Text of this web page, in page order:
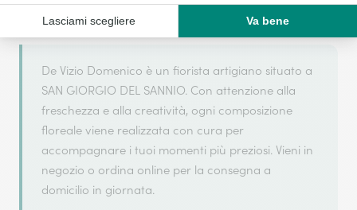
riferimento, per garantirti un servizio di qualità.
De Vizio Domenico è un fiorista artigiano situato a
SAN GIORGIO DEL SANNIO. Con attenzione alla
freschezza e alla creatività, ogni composizione
floreale viene realizzata con cura per
accompagnare i tuoi momenti più preziosi. Vieni in
negozio o ordina online per la consegna a
domicilio in giornata.